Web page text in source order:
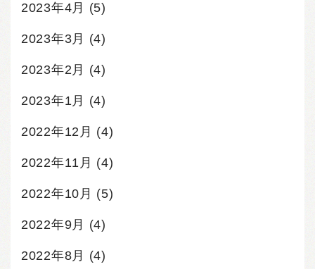
2023年4月 (5)
2023年3月 (4)
2023年2月 (4)
2023年1月 (4)
2022年12月 (4)
2022年11月 (4)
2022年10月 (5)
2022年9月 (4)
2022年8月 (4)